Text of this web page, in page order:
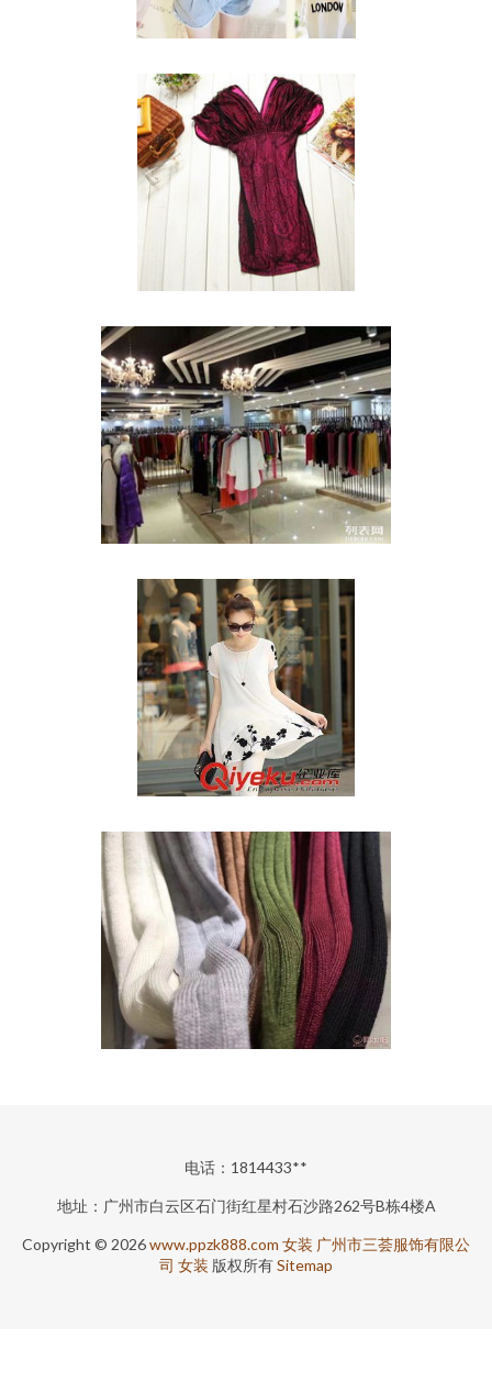
电话：1814433**
地址：广州市白云区石门街红星村石沙路262号B栋4楼A
Copyright © 2026www.ppzk888.com 女装 广州市三荟服饰有限公
司 女装 版权所有Sitemap